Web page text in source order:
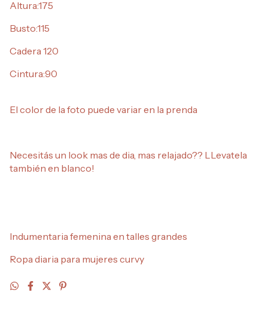
Altura:175
Busto:115
Cadera 120
Cintura:90
El color de la foto puede variar en la prenda
Necesitás un look mas de dia, mas relajado?? LLevatela
también en blanco!
Indumentaria femenina en talles grandes
Ropa diaria para mujeres curvy